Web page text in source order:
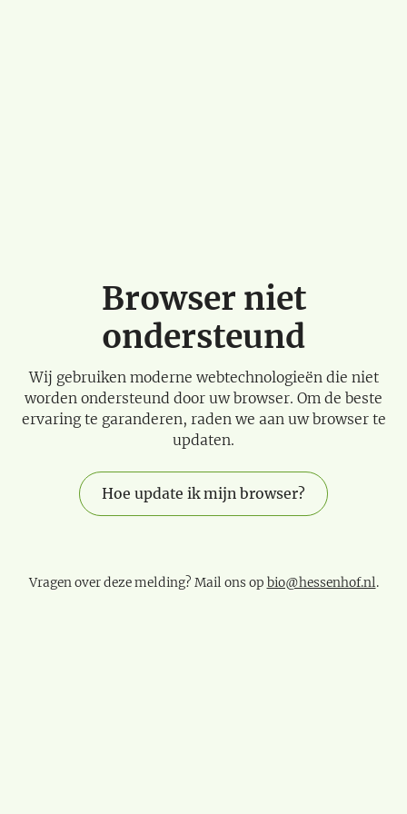
Browser niet
ondersteund
Wij gebruiken moderne webtechnologieën die niet
worden ondersteund door uw browser. Om de beste
ervaring te garanderen, raden we aan uw browser te
updaten.
Hoe update ik mijn browser?
Vragen over deze melding? Mail ons op bio@hessenhof.nl.